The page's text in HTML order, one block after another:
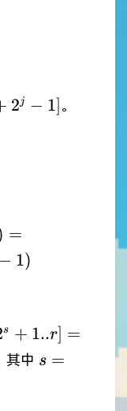
2j − 1]。
=
- 1), f(i
=
− 1)
s + 1..r] =
其中 s =
- l +
s =